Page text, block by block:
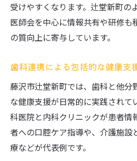
受けやすくなります。辻堂新町の
医師会を中心に情報共有や研修も
の質向上に寄与しています。
歯科連携による包括的な健康支
藤沢市辻堂新町では、歯科と他分
な健康支援が日常的に実践されて
科医院と内科クリニックが患者情
者への口腔ケア指導や、介護施設
療などが代表例です。